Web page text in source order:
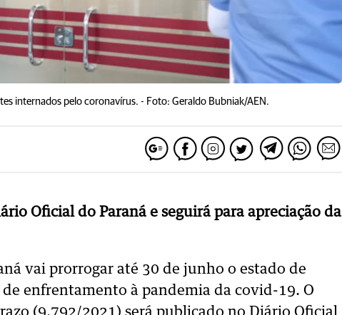
internados pelo coronavírus. - Foto: Geraldo Bubniak/AEN.
Oficial do Paraná e seguirá para apreciação da
vai prorrogar até 30 de junho o estado de
enfrentamento à pandemia da covid-19. O
(9.792/2021) será publicado no Diário Oficial